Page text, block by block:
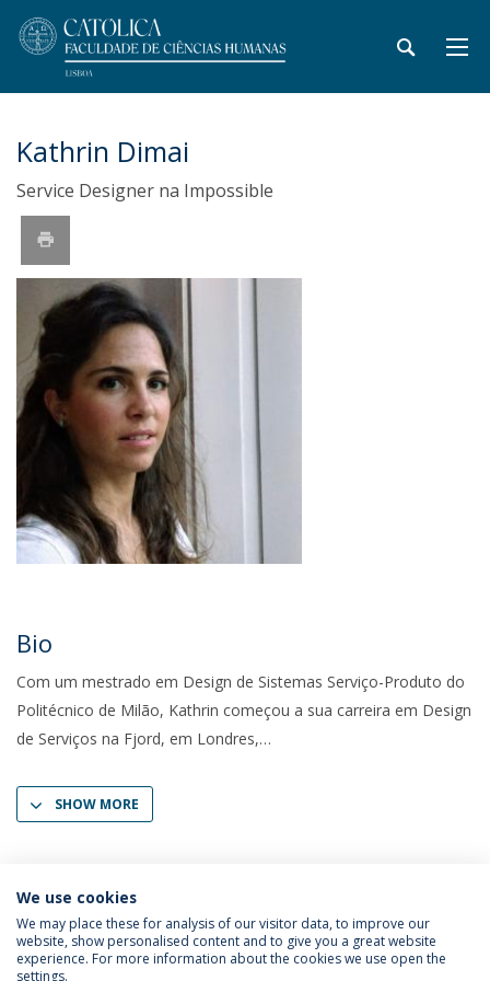
Kathrin Dimai
Service Designer na Impossible
Bio
Com um mestrado em Design de Sistemas Serviço-Produto do
Politécnico de Milão, Kathrin começou a sua carreira em Design
de Serviços na Fjord, em Londres,
SHOW MORE
We use cookies
We may place these for analysis of our visitor data, to improve our
website, show personalised content and to give you a great website
experience. For more information about the cookies we use open the
settings.